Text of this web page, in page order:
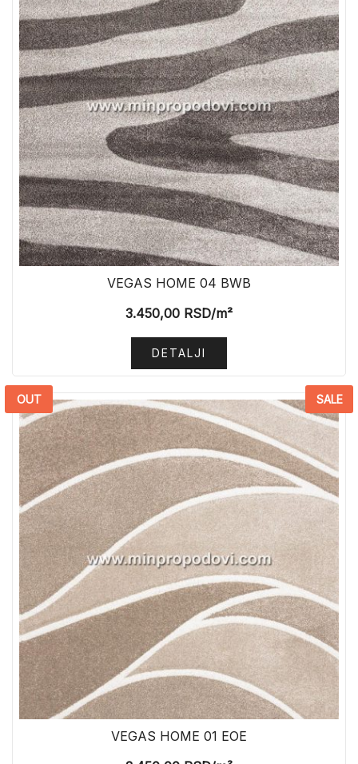
VEGAS HOME 04 BWB
3.450,00 RSD/m²
DETALJI
OUT SALE
VEGAS HOME 01 EOE